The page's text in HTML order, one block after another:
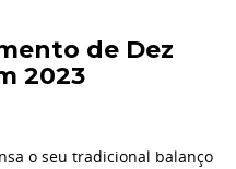
de Dez
2023
o seu tradicional balanço